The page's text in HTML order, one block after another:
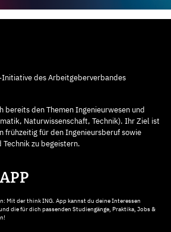
des Arbeitgeberverbandes
bereits den Themen Ingenieurwesen und
Naturwissenschaft, Technik). Ihr Ziel ist
frühzeitig für den Ingenieursberuf sowie
zu begeistern.
Mit der think ING. App kannst du deine Interessen
die für dich passenden Studiengänge, Praktika, Jobs &